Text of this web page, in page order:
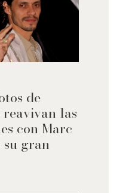
de
las
con Marc
gran